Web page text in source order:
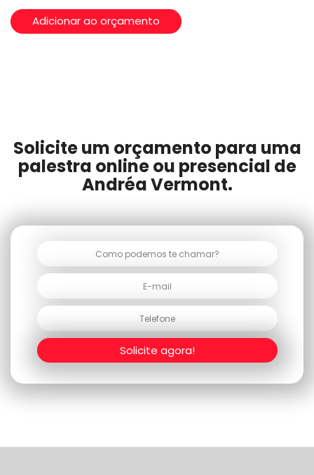
Adicionar ao orçamento
Solicite um orçamento para uma
palestra online ou presencial de
Andréa Vermont.
Solicite agora!